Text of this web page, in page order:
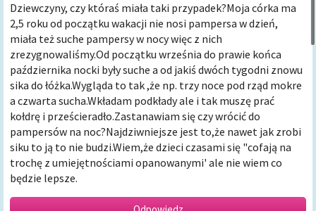
Dziewczyny, czy któraś miała taki przypadek?Moja córka ma
2,5 roku od początku wakacji nie nosi pampersa w dzień,
miała też suche pampersy w nocy więc z nich
zrezygnowaliśmy.Od początku września do prawie końca
października nocki były suche a od jakiś dwóch tygodni znowu
sika do łóżka.Wygląda to tak ,że np. trzy noce pod rząd mokre
a czwarta sucha.Wkładam podkłady ale i tak muszę prać
kołdrę i prześcieradło.Zastanawiam się czy wrócić do
pampersów na noc?Najdziwniejsze jest to,że nawet jak zrobi
siku to ją to nie budzi.Wiem,że dzieci czasami się "cofają na
trochę z umiejętnościami opanowanymi' ale nie wiem co
będzie lepsze.